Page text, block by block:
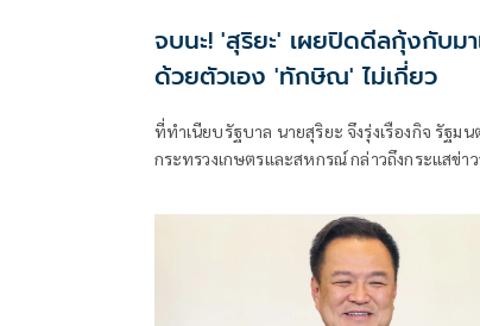
จบนะ! 'สุริยะ' เผยปิดดีลกุ้งกับมา
ด้วยตัวเอง 'ทักษิณ' ไม่เกี่ยว
ที่ทำเนียบรัฐบาล นายสุริยะ จึงรุ่งเรืองกิจ รัฐมน
กระทรวงเกษตรและสหกรณ์ กล่าวถึงกระแสข่า